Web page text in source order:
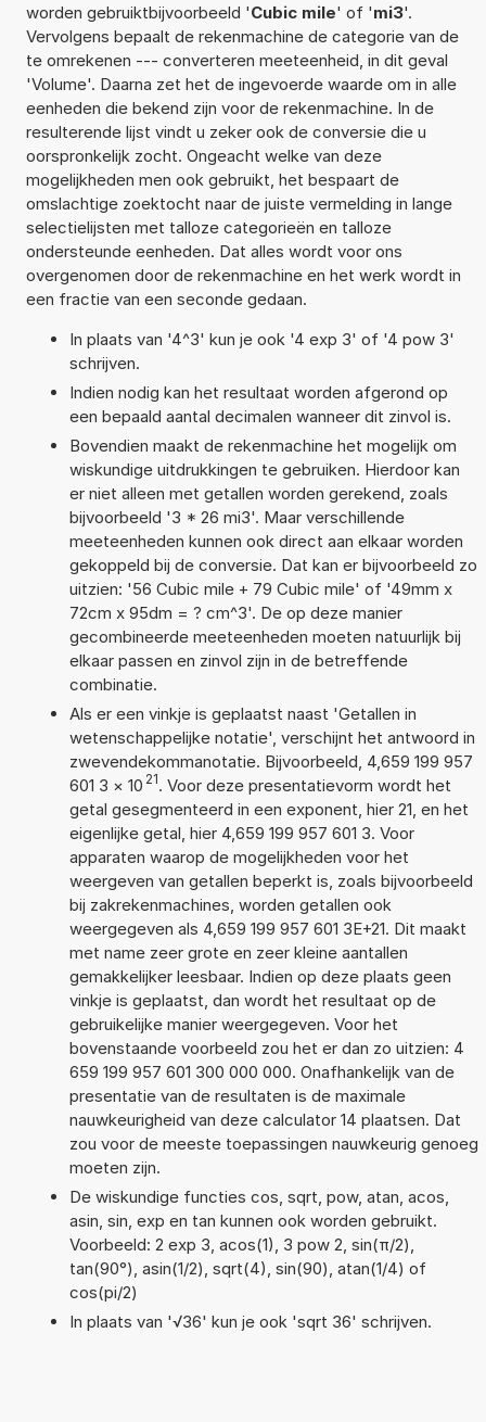
worden gebruiktbijvoorbeeld 'Cubic mile' of 'mi3'.
Vervolgens bepaalt de rekenmachine de categorie van de
te omrekenen --- converteren meeteenheid, in dit geval
'Volume'. Daarna zet het de ingevoerde waarde om in alle
eenheden die bekend zijn voor de rekenmachine. In de
resulterende lijst vindt u zeker ook de conversie die u
oorspronkelijk zocht. Ongeacht welke van deze
mogelijkheden men ook gebruikt, het bespaart de
omslachtige zoektocht naar de juiste vermelding in lange
selectielijsten met talloze categorieën en talloze
ondersteunde eenheden. Dat alles wordt voor ons
overgenomen door de rekenmachine en het werk wordt in
een fractie van een seconde gedaan.
In plaats van '4^3' kun je ook '4 exp 3' of '4 pow 3'
schrijven.
Indien nodig kan het resultaat worden afgerond op
een bepaald aantal decimalen wanneer dit zinvol is.
Bovendien maakt de rekenmachine het mogelijk om
wiskundige uitdrukkingen te gebruiken. Hierdoor kan
er niet alleen met getallen worden gerekend, zoals
bijvoorbeeld '3 * 26 mi3'. Maar verschillende
meeteenheden kunnen ook direct aan elkaar worden
gekoppeld bij de conversie. Dat kan er bijvoorbeeld zo
uitzien: '56 Cubic mile + 79 Cubic mile' of '49mm x
72cm x 95dm = ? cm^3'. De op deze manier
gecombineerde meeteenheden moeten natuurlijk bij
elkaar passen en zinvol zijn in de betreffende
combinatie.
Als er een vinkje is geplaatst naast 'Getallen in
wetenschappelijke notatie', verschijnt het antwoord in
zwevendekommanotatie. Bijvoorbeeld, 4,659 199 957
601 3 × 10 21. Voor deze presentatievorm wordt het
getal gesegmenteerd in een exponent, hier 21, en het
eigenlijke getal, hier 4,659 199 957 601 3. Voor
apparaten waarop de mogelijkheden voor het
weergeven van getallen beperkt is, zoals bijvoorbeeld
bij zakrekenmachines, worden getallen ook
weergegeven als 4,659 199 957 601 3E+21. Dit maakt
met name zeer grote en zeer kleine aantallen
gemakkelijker leesbaar. Indien op deze plaats geen
vinkje is geplaatst, dan wordt het resultaat op de
gebruikelijke manier weergegeven. Voor het
bovenstaande voorbeeld zou het er dan zo uitzien: 4
659 199 957 601 300 000 000. Onafhankelijk van de
presentatie van de resultaten is de maximale
nauwkeurigheid van deze calculator 14 plaatsen. Dat
zou voor de meeste toepassingen nauwkeurig genoeg
moeten zijn.
De wiskundige functies cos, sqrt, pow, atan, acos,
asin, sin, exp en tan kunnen ook worden gebruikt.
Voorbeeld: 2 exp 3, acos(1), 3 pow 2, sin(π/2),
tan(90°), asin(1/2), sqrt(4), sin(90), atan(1/4) of
cos(pi/2)
In plaats van '√36' kun je ook 'sqrt 36' schrijven.